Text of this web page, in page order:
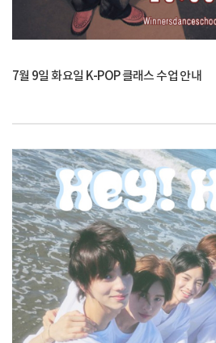
7월 9일 화요일 K-POP 클래스 수업 안내